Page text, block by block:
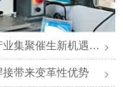
声峰源头工厂邀您抱团发展
带来变革性优势